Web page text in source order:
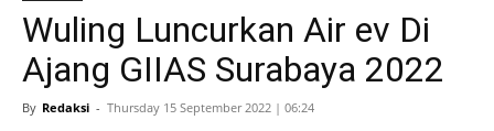
Wuling Luncurkan Air ev Di
Ajang GIIAS Surabaya 2022
By Redaksi - Thursday 15 September 2022 | 06:24